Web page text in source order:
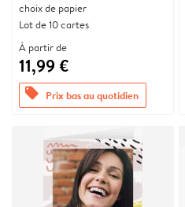
choix de papier
Lot de 10 cartes
À partir de
11,99 €
offers Prix bas au quotidien